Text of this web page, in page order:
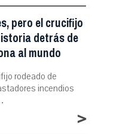
pero el crucifijo
detrás de
al mundo
rodeado de
incendios
>